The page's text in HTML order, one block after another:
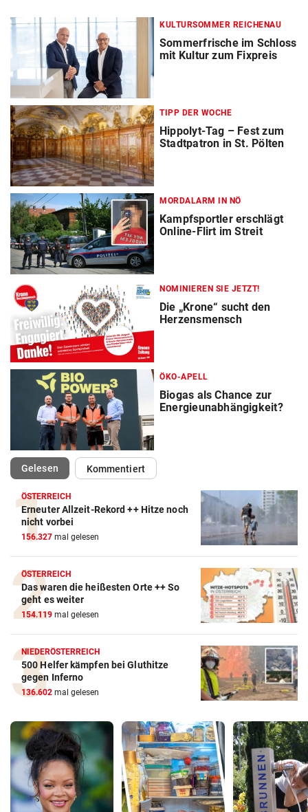
KULTURSOMMER REICHENAU
Sommerfrische im Schloss
mit Kultur zum Fixpreis
TIPP DER WOCHE
Hippolyt-Tag – Fest zum
Stadtpatron in St. Pölten
MORDALARM IN NÖ
Kampfsportler erschlägt
Online-Flirt im Streit
NOMINIEREN SIE JETZT!
Die „Krone“ sucht den
Herzensmensch
ÖKO-APELL
Biogas als Chance zur
Energieunabhängigkeit?
Gelesen(ausgewählt)Kommentiert
ÖSTERREICH
Erneuter Allzeit-Rekord ++ Hitze noch
nicht vorbei
156.327 mal gelesen
ÖSTERREICH
Das waren die heißesten Orte ++ So
geht es weiter
154.119 mal gelesen
NIEDERÖSTERREICH
500 Helfer kämpfen bei Gluthitze
gegen Inferno
136.602 mal gelesen